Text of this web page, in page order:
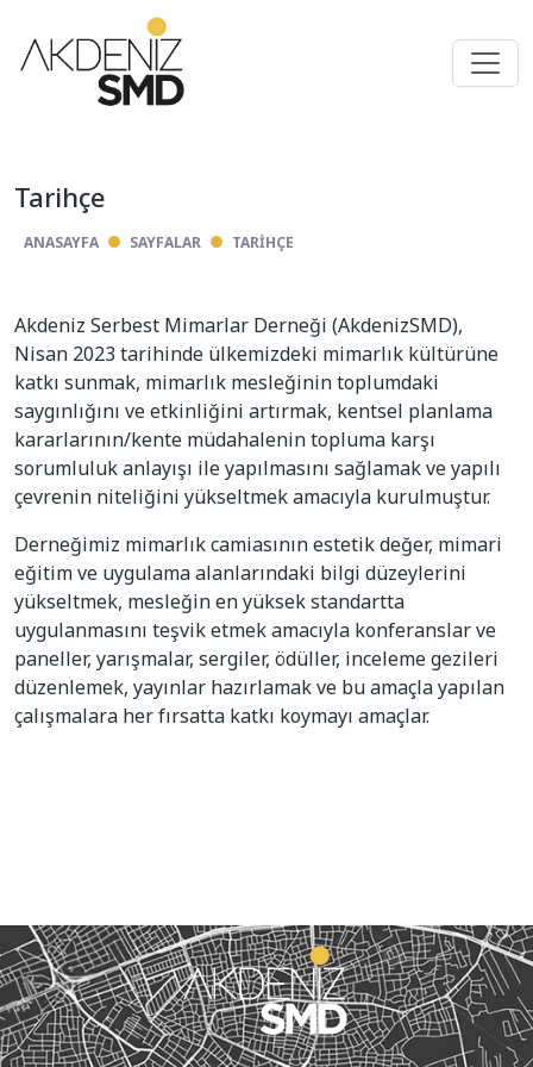
Tarihçe
ANASAYFA SAYFALAR TARIHÇE
Akdeniz Serbest Mimarlar Derneği (AkdenizSMD),
Nisan 2023 tarihinde ülkemizdeki mimarlık kültürüne
katkı sunmak, mimarlık mesleğinin toplumdaki
saygınlığını ve etkinliğini artırmak, kentsel planlama
kararlarının/kente müdahalenin topluma karşı
sorumluluk anlayışı ile yapılmasını sağlamak ve yapılı
çevrenin niteliğini yükseltmek amacıyla kurulmuştur.
Derneğimiz mimarlık camiasının estetik değer, mimari
eğitim ve uygulama alanlarındaki bilgi düzeylerini
yükseltmek, mesleğin en yüksek standartta
uygulanmasını teşvik etmek amacıyla konferanslar ve
paneller, yarışmalar, sergiler, ödüller, inceleme gezileri
düzenlemek, yayınlar hazırlamak ve bu amaçla yapılan
çalışmalara her fırsatta katkı koymayı amaçlar.